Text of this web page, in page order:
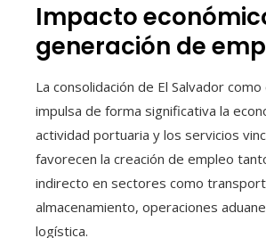
Impacto
generación de
La consolidación de El Salvador
impulsa de forma significativa la
actividad portuaria y los servicios
favorecen la creación de empleo
indirecto en sectores como
almacenamiento, operaciones
logística.